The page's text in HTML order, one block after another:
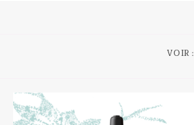
VOIR :